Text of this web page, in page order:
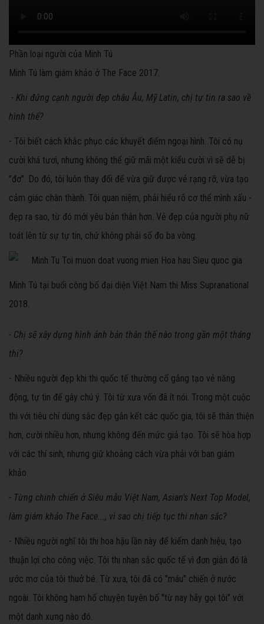
Phần loại người của Minh Tú
Minh Tú làm giám khảo ở The Face 2017.
- Khi đứng cạnh người đẹp châu Âu, Mỹ Latin, chị tự tin ra sao về
hình thể?
- Tôi biết cách khắc phục các khuyết điểm ngoại hình. Tôi có nụ
cười khá tươi, nhưng không thể giữ mãi một kiểu cười vì sẽ dễ bị
"đơ". Do đó, tôi luôn thay đổi để vừa giữ được vẻ rạng rỡ, vừa tạo
cảm giác chân thành. Tôi quan niệm, phải hiểu rõ cơ thể mình xấu -
đẹp ra sao, từ đó mới yêu bản thân hơn. Vẻ đẹp của người phụ nữ
toát lên từ sự tự tin, chứ không phải số đo ba vòng.
Minh Tú tại buổi công bố đại diện Việt Nam thi Miss Supranational
2018.
- Chị sẽ xây dựng hình ảnh bản thân thế nào trong gần một tháng
thi?
- Nhiều người đẹp khi thi quốc tế thường cố gắng tạo vẻ năng
động, tự tin để gây chú ý. Tôi từ xưa vốn đã ít nói. Trong một cuộc
thi với tiêu chí dùng sắc đẹp gắn kết các quốc gia, tôi sẽ thân thiện
hơn, cười nhiều hơn, nhưng không đến mức giả tạo. Tôi sẽ hòa hợp
với các thí sinh, nhưng giữ khoảng cách vừa phải với ban giám
khảo.
- Từng chinh chiến ở Siêu mẫu Việt Nam, Asian's Next Top Model,
làm giám khảo The Face..., vì sao chị tiếp tục thi nhan sắc?
- Nhiều người nghĩ tôi thi hoa hậu lần này để kiếm danh hiệu, tạo
thuận lợi cho công việc. Tôi thi nhan sắc quốc tế vì đơn giản đó là
ước mơ của tôi thuở bé. Từ xưa, tôi đã có "máu" chiến ở nước
ngoài. Tôi không ham hố chuyện tuyên bố "từ nay hãy gọi tôi" với
một danh xưng nào đó.